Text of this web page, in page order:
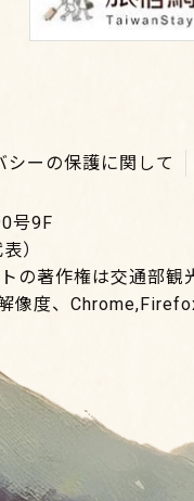
シーの保護に関して
号9F
）
の著作権は交通部観
像度、